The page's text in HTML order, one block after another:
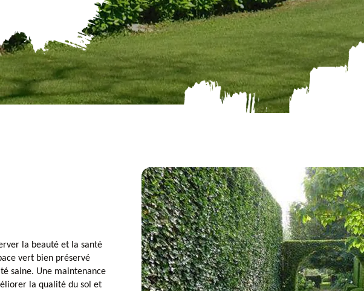
la beauté et la santé
vert bien préservé
saine. Une maintenance
la qualité du sol et